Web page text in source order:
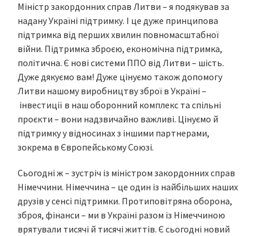
Міністр закордонних справ Литви – я подякував за
надану Україні підтримку. І це дуже принципова
підтримка від перших хвилин повномасштабної
війни. Підтримка зброєю, економічна підтримка,
політична. Є нові системи ППО від Литви – шість.
Дуже дякуємо вам! Дуже цінуємо також допомогу
Литви нашому виробництву зброї в Україні –
інвестиції в наш оборонний комплекс та спільні
проєкти – вони надзвичайно важливі. Цінуємо й
підтримку у відносинах з іншими партнерами,
зокрема в Європейському Союзі.
Сьогодні ж – зустріч із міністром закордонних справ
Німеччини. Німеччина – це один із найбільших наших
друзів у сенсі підтримки. Протиповітряна оборона,
зброя, фінанси – ми в Україні разом із Німеччиною
врятували тисячі й тисячі життів. Є сьогодні новий